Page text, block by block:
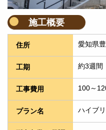
施工概要
住所 愛知県
工期 約3週間
工事費用 100～
プラン名 ハイブ